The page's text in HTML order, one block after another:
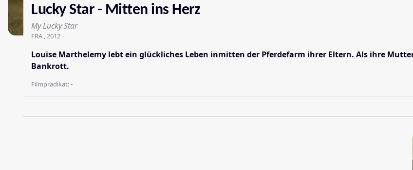
Lucky Star - Mitten ins Herz
My Lucky Star
FRA , 2012
Louise Marthelemy lebt ein glückliches Leben inmitten der Pferdefarm ihrer Eltern. Als ihre
Bankrott.
Filmprädikat:-